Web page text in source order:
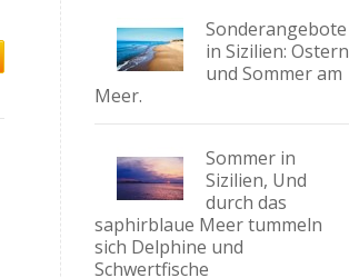
Sonderangebote
in Sizilien: Ostern
und Sommer am
Meer.
Sommer in
Sizilien, Und
durch das
saphirblaue Meer tummeln
sich Delphine und
Schwertfische